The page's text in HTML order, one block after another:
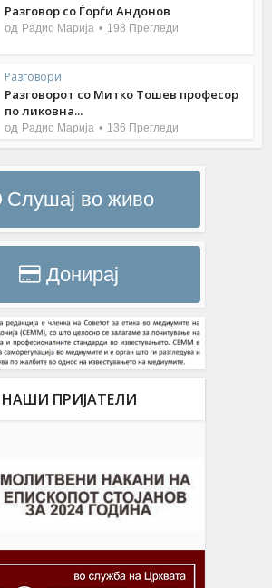
Разговор со Ѓорѓи Андонов
од Радио Марија 198 Прегледи
Разговори
Разговорот со Митко Тошев професор
по ликовна...
од Радио Марија 136 Прегледи
Слушај во живо
Донирај
НАШИ ПРИЈАТЕЛИ